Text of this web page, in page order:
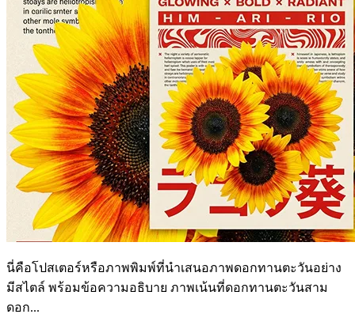
นี่คือโปสเตอร์หรือภาพพิมพ์ที่นำเสนอภาพดอกทานตะวันอย่าง
มีสไตล์ พร้อมข้อความอธิบาย ภาพเน้นที่ดอกทานตะวันสาม
ดอก...